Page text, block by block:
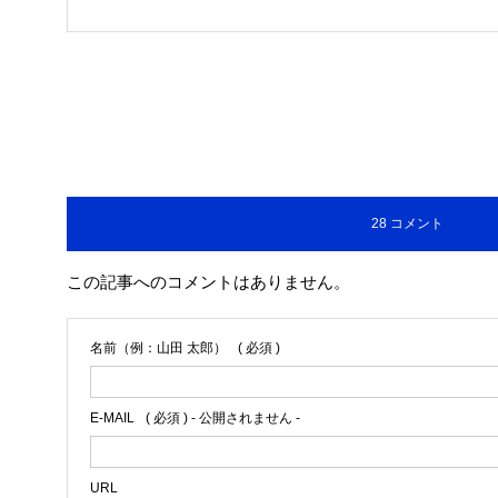
28 コメント
この記事へのコメントはありません。
名前（例：山田 太郎） ( 必須 )
E-MAIL ( 必須 ) - 公開されません -
URL